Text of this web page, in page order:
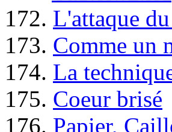
172. L'attaque
173. Comme un
174. La
175. Coeur brisé
176. Papier,